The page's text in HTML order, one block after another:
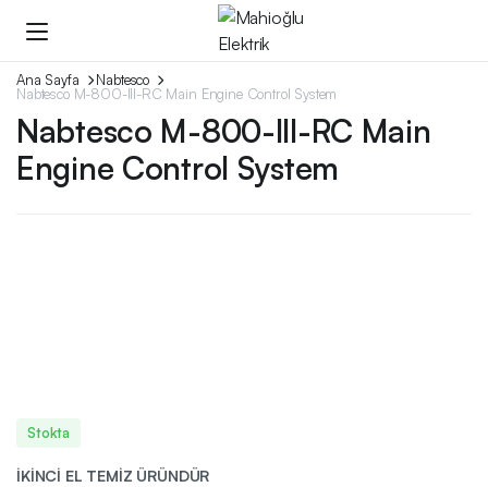
Ana Sayfa
Nabtesco
Nabtesco M-800-III-RC Main Engine Control System
Nabtesco M-800-III-RC Main
Engine Control System
Stokta
İKİNCİ EL TEMİZ ÜRÜNDÜR